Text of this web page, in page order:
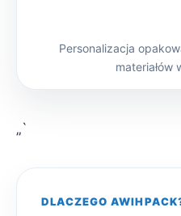
Personalizacja
materiałów
„`
DLACZEGO